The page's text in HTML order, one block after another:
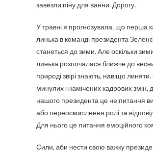
завезли піну для ванни. Дорогу.
У травні я прогнозувала, що перша
линька в команді президента
станеться до зими. Але оскільки
линька розпочалася ближче до
природі звірі знають, навіщо
минулих і намічених кадрових змін,
нашого президента це не питання
або переосмислення ролі та
Для нього це питання емоційного
Сили, аби нести свою важку